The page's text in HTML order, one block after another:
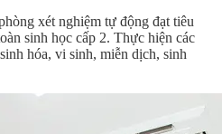
xét nghiệm tự động đạt tiêu
sinh học cấp 2. Thực hiện các
hóa, vi sinh, miễn dịch, sinh